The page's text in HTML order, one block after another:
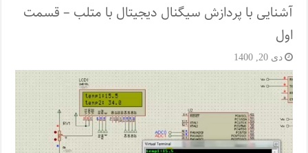
آشنایی با پردازش سیگنال دیجیتال با متلب – قسمت
اول
دی 20, 1400